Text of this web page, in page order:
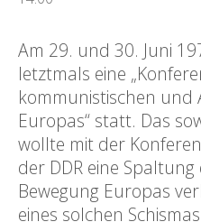
Am 29. und 30. Juni
letztmals eine
kommunistischen und
Europas“ statt. Das
wollte mit der
der DDR eine
Bewegung Europas
eines solchen